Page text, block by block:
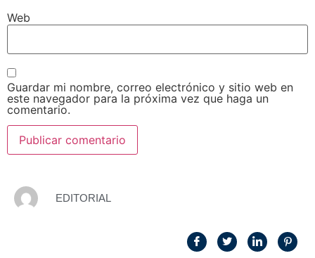
Web
Guardar mi nombre, correo electrónico y sitio web en
este navegador para la próxima vez que haga un
comentario.
EDITORIAL